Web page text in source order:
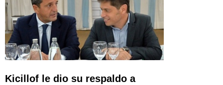
Kicillof le dio su respaldo a